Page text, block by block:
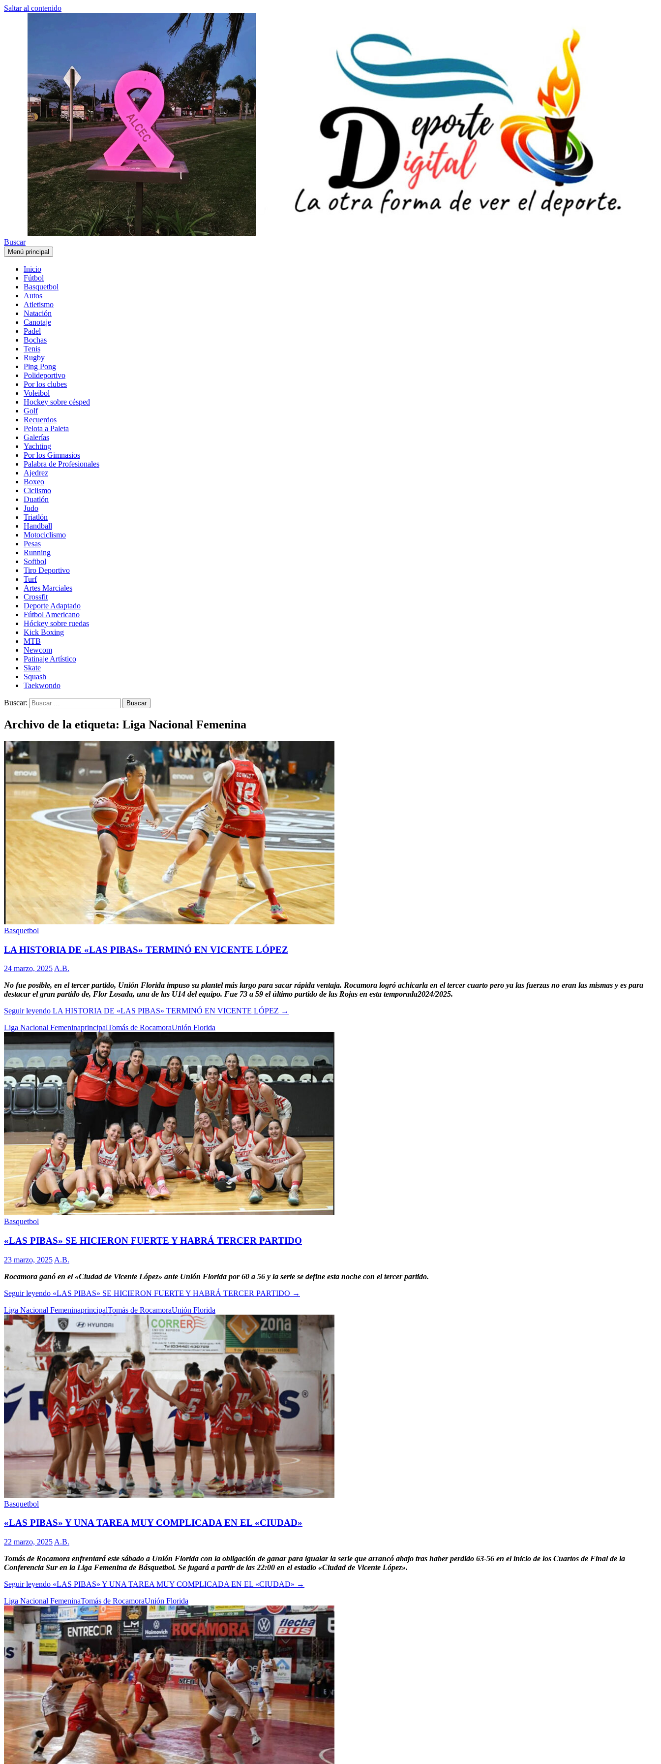
Saltar al contenido
Buscar
Menú principal
Inicio
Fútbol
Basquetbol
Autos
Atletismo
Natación
Canotaje
Padel
Bochas
Tenis
Rugby
Ping Pong
Polideportivo
Por los clubes
Voleibol
Hockey sobre césped
Golf
Recuerdos
Pelota a Paleta
Galerías
Yachting
Por los Gimnasios
Palabra de Profesionales
Ajedrez
Boxeo
Ciclismo
Duatlón
Judo
Triatlón
Handball
Motociclismo
Pesas
Running
Softbol
Tiro Deportivo
Turf
Artes Marciales
Crossfit
Deporte Adaptado
Fútbol Americano
Hóckey sobre ruedas
Kick Boxing
MTB
Newcom
Patinaje Artístico
Skate
Squash
Taekwondo
Buscar:
Archivo de la etiqueta: Liga Nacional Femenina
Basquetbol
LA HISTORIA DE «LAS PIBAS» TERMINÓ EN VICENTE LÓPEZ
24 marzo, 2025 A.B.
No fue posible, en el tercer partido, Unión Florida impuso su plantel más largo para sacar rápida ventaja. Rocamora logró achicarla en el tercer cuarto pero ya las fuerzas no eran las mismas y es para
destacar el gran partido de, Flor Losada, una de las U14 del equipo. Fue 73 a 59 el último partido de las Rojas en esta temporada2024/2025.
Seguir leyendo LA HISTORIA DE «LAS PIBAS» TERMINÓ EN VICENTE LÓPEZ →
Liga Nacional FemeninaprincipalTomás de RocamoraUnión Florida
Basquetbol
«LAS PIBAS» SE HICIERON FUERTE Y HABRÁ TERCER PARTIDO
23 marzo, 2025 A.B.
Rocamora ganó en el «Ciudad de Vicente López» ante Unión Florida por 60 a 56 y la serie se define esta noche con el tercer partido.
Seguir leyendo «LAS PIBAS» SE HICIERON FUERTE Y HABRÁ TERCER PARTIDO →
Liga Nacional FemeninaprincipalTomás de RocamoraUnión Florida
Basquetbol
«LAS PIBAS» Y UNA TAREA MUY COMPLICADA EN EL «CIUDAD»
22 marzo, 2025 A.B.
Tomás de Rocamora enfrentará este sábado a Unión Florida con la obligación de ganar para igualar la serie que arrancó abajo tras haber perdido 63-56 en el inicio de los Cuartos de Final de la
Conferencia Sur en la Liga Femenina de Básquetbol. Se jugará a partir de las 22:00 en el estadio «Ciudad de Vicente López».
Seguir leyendo «LAS PIBAS» Y UNA TAREA MUY COMPLICADA EN EL «CIUDAD» →
Liga Nacional FemeninaTomás de RocamoraUnión Florida